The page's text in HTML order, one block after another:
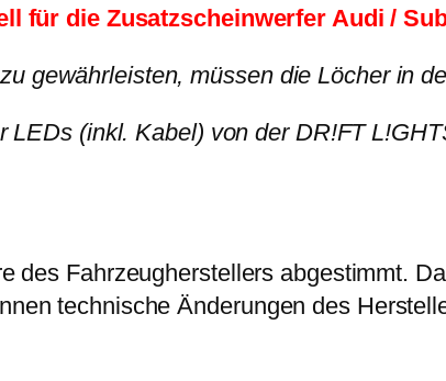
e
t
r
o
M
e
für die Zusatzscheinwerfer Audi /
gewährleisten, müssen die Löcher in
(inkl. Kabel) von der DR!FT
des Fahrzeugherstellers abgestimmt.
technische Änderungen des